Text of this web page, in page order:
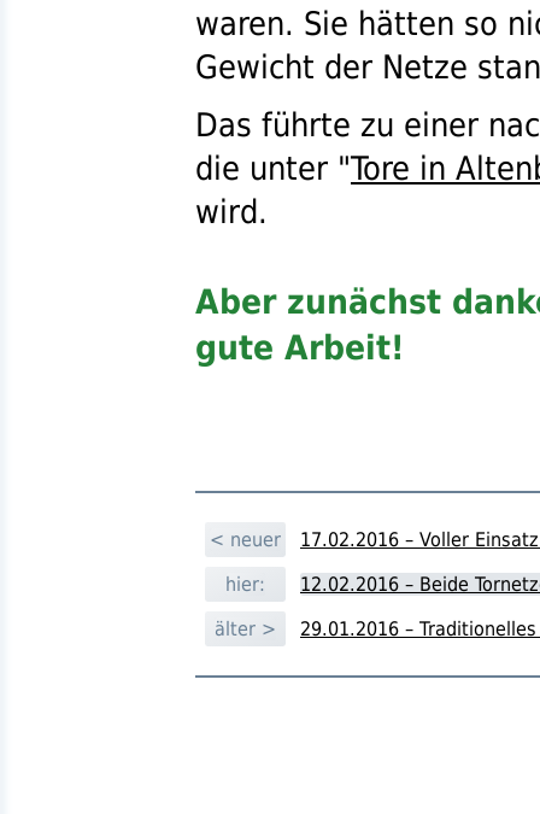
waren. Sie hätten so
Gewicht der Netze
Das führte zu einer
die unter "Tore in
wird.
Aber zunächst
gute Arbeit!
< neuer
17.02.2016 – Voller
hier:
12.02.2016 – Beide
älter >
29.01.2016 –